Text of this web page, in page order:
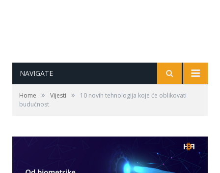
NAVIGATE
Home » Vijesti »
10 novih tehnologija koje će oblikovati
budućnost